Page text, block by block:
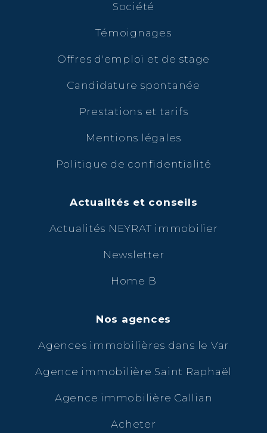
Société
Témoignages
Offres d'emploi et de stage
Candidature spontanée
Prestations et tarifs
Mentions légales
Politique de confidentialité
Actualités et conseils
Actualités NEYRAT immobilier
Newsletter
Home B
Nos agences
Agences immobilières dans le Var
Agence immobilière Saint Raphaël
Agence immobilière Callian
Acheter